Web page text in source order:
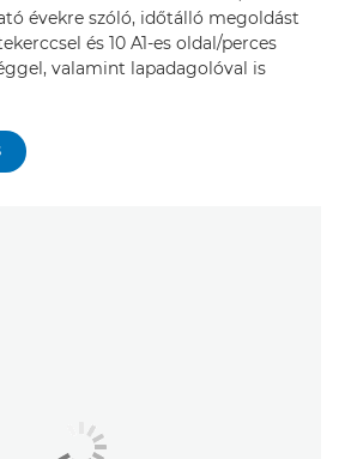
évekre szóló, időtálló megoldást
és 10 A1-es oldal/perces
valamint lapadagolóval is